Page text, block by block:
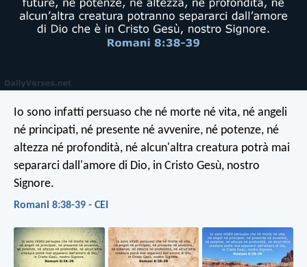
Io sono infatti persuaso che né morte né vita, né angeli
né principati, né presente né avvenire, né potenze, né
altezza né profondità, né alcun'altra creatura potrà mai
separarci dall'amore di Dio, in Cristo Gesù, nostro
Signore.
Romani 8:38-39 - CEI